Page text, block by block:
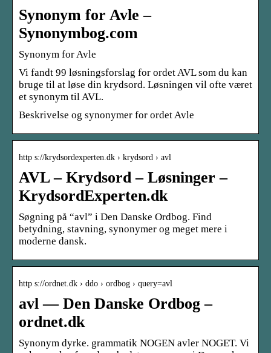
Synonym for Avle –
Synonymbog.com
Synonym for Avle
Vi fandt 99 løsningsforslag for ordet AVL som du kan
bruge til at løse din krydsord. Løsningen vil ofte været
et synonym til AVL.
Beskrivelse og synonymer for ordet Avle
http s://krydsordexperten.dk › krydsord › avl
AVL – Krydsord – Løsninger –
KrydsordExperten.dk
Søgning på “avl” i Den Danske Ordbog. Find
betydning, stavning, synonymer og meget mere i
moderne dansk.
http s://ordnet.dk › ddo › ordbog › query=avl
avl — Den Danske Ordbog –
ordnet.dk
Synonym dyrke. grammatik NOGEN avler NOGET. Vi